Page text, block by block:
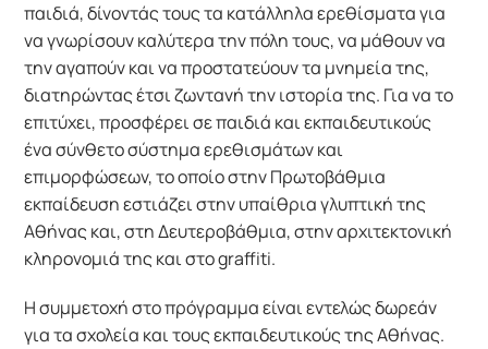
παιδιά, δίνοντάς τους τα κατάλληλα ερεθίσματα για
να γνωρίσουν καλύτερα την πόλη τους, να μάθουν να
την αγαπούν και να προστατεύουν τα μνημεία της,
διατηρώντας έτσι ζωντανή την ιστορία της. Για να το
επιτύχει, προσφέρει σε παιδιά και εκπαιδευτικούς
ένα σύνθετο σύστημα ερεθισμάτων και
επιμορφώσεων, το οποίο στην Πρωτοβάθμια
εκπαίδευση εστιάζει στην υπαίθρια γλυπτική της
Αθήνας και, στη Δευτεροβάθμια, στην αρχιτεκτονική
κληρονομιά της και στο graffiti.
Η συμμετοχή στο πρόγραμμα είναι εντελώς δωρεάν
για τα σχολεία και τους εκπαιδευτικούς της Αθήνας.